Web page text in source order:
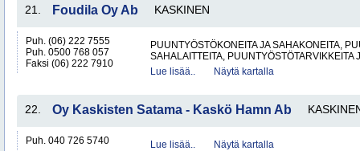
21. Foudila Oy Ab KASKINEN
Puh. (06) 222 7555
Puh. 0500 768 057
Faksi (06) 222 7910
PUUNTYÖSTÖKONEITA JA SAHAKONEITA,
SAHALAITTEITA, PUUNTYÖSTÖTARVIKKEITA
Lue lisää..
Näytä kartalla
22. Oy Kaskisten Satama - Kaskö Hamn Ab
Puh. 040 726 5740 Lue lisää.. Näytä kartalla